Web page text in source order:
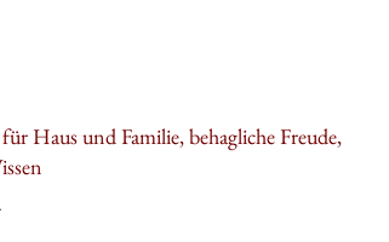
Haus und Familie, behagliche Freude,